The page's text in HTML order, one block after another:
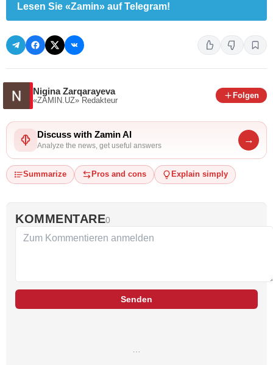
Lesen Sie «Zamin» auf Telegram!
Nigina Zarqarayeva
«ZAMIN.UZ» Redakteur
Folgen
Discuss with Zamin AI
Analyze the news, get useful answers
→
Summarize Pros and cons Explain simply
KOMMENTARE0
Senden